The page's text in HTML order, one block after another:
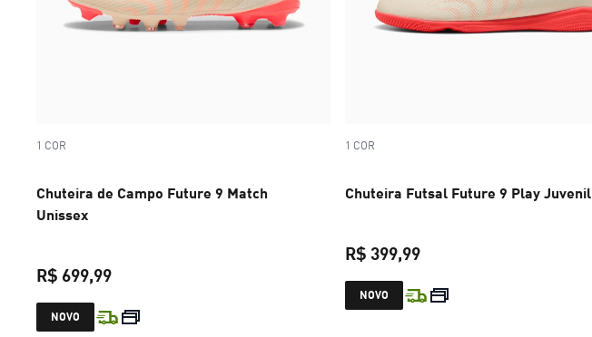
1 COR
Chuteira de Campo Future 9 Match
Unissex
R$ 699,99
preço atual R$ 699,99
NOVO
1 COR
Chuteira Futsal Future 9 Play Juvenil
R$ 399,99
preço atual R$ 399,99
NOVO